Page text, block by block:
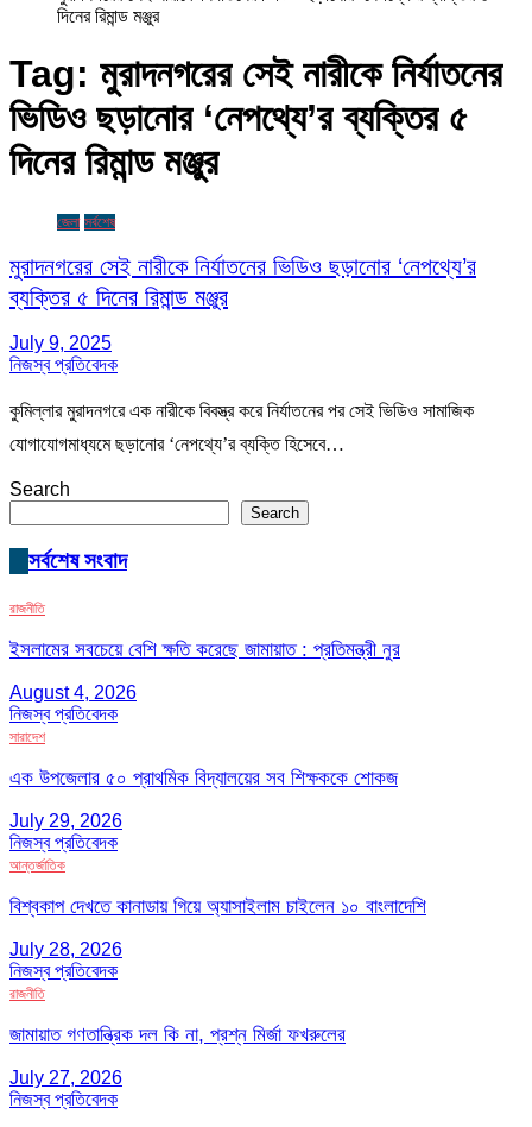
দিনের রিমান্ড মঞ্জুর
Tag: মুরাদনগরের সেই নারীকে নির্যাতনের
ভিডিও ছড়ানোর ‘নেপথ্যে’র ব্যক্তির ৫
দিনের রিমান্ড মঞ্জুর
জেলা সর্বশেষ
মুরাদনগরের সেই নারীকে নির্যাতনের ভিডিও ছড়ানোর ‘নেপথ্যে’র
ব্যক্তির ৫ দিনের রিমান্ড মঞ্জুর
July 9, 2025
নিজস্ব প্রতিবেদক
কুমিল্লার মুরাদনগরে এক নারীকে বিবস্ত্র করে নির্যাতনের পর সেই ভিডিও সামাজিক
যোগাযোগমাধ্যমে ছড়ানোর ‘নেপথ্যে’র ব্যক্তি হিসেবে…
Search
Search
সর্বশেষ সংবাদ
রাজনীতি
ইসলামের সবচেয়ে বেশি ক্ষতি করেছে জামায়াত : প্রতিমন্ত্রী নুর
August 4, 2026
নিজস্ব প্রতিবেদক
সারাদেশ
এক উপজেলার ৫০ প্রাথমিক বিদ্যালয়ের সব শিক্ষককে শোকজ
July 29, 2026
নিজস্ব প্রতিবেদক
আন্তর্জাতিক
বিশ্বকাপ দেখতে কানাডায় গিয়ে অ্যাসাইলাম চাইলেন ১০ বাংলাদেশি
July 28, 2026
নিজস্ব প্রতিবেদক
রাজনীতি
জামায়াত গণতান্ত্রিক দল কি না, প্রশ্ন মির্জা ফখরুলের
July 27, 2026
নিজস্ব প্রতিবেদক